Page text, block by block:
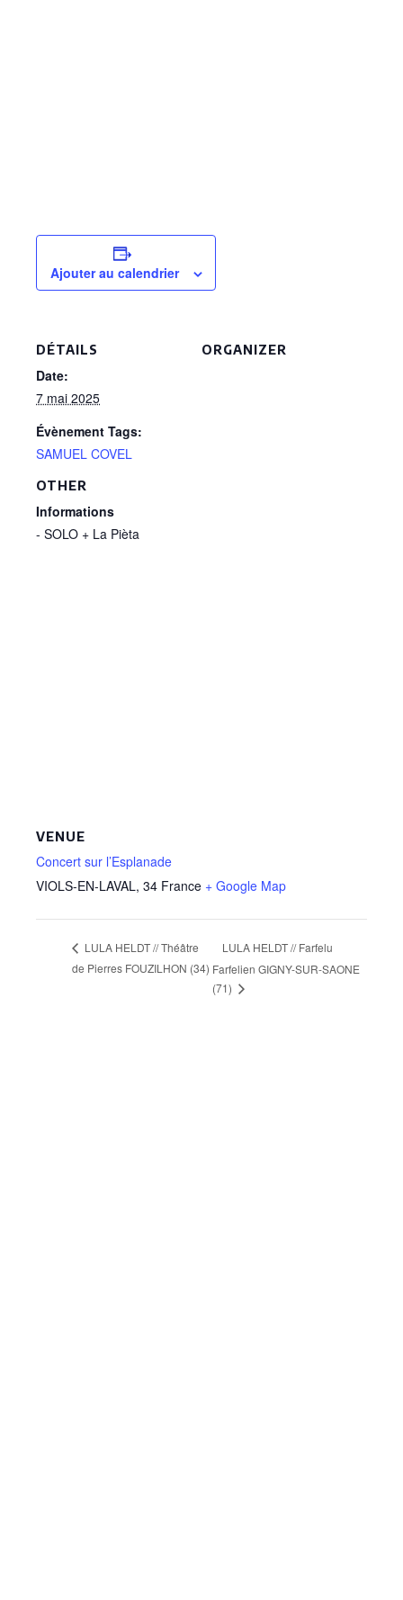
Ajouter au calendrier
DÉTAILS
Date:
7 mai 2025
Évènement Tags:
SAMUEL COVEL
ORGANIZER
OTHER
Informations
- SOLO + La Pièta
VENUE
Concert sur l’Esplanade
VIOLS-EN-LAVAL, 34 France + Google Map
LULA HELDT // Théâtre
de Pierres FOUZILHON (34)
LULA HELDT // Farfelu
Farfelien GIGNY-SUR-SAONE
(71)